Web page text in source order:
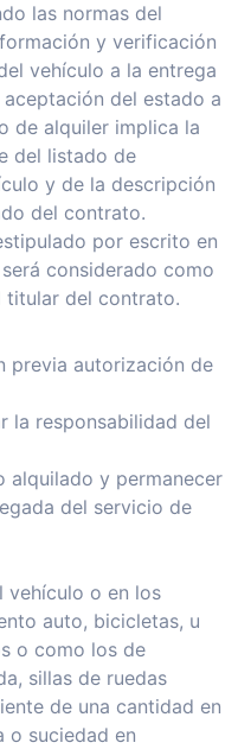
las normas del
y verificación
vehículo a la entrega
del estado a
de alquiler implica la
del listado de
y de la descripción
del contrato.
por escrito en
considerado como
titular del contrato.
previa autorización de
la responsabilidad del
alquilado y permanecer
del servicio de
vehículo o en los
auto, bicicletas, u
o como los de
sillas de ruedas
de una cantidad en
o suciedad en